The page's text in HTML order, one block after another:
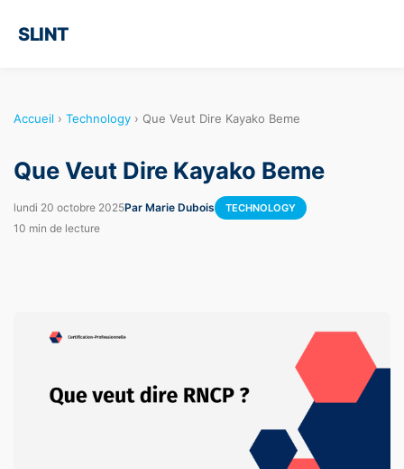
SLINT
Accueil › Technology › Que Veut Dire Kayako Beme
Que Veut Dire Kayako Beme
lundi 20 octobre 2025Par Marie Dubois TECHNOLOGY
10 min de lecture